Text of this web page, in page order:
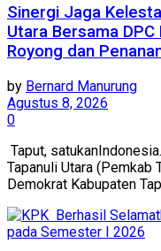
Sinergi Jaga
Utara Bersama
Royong dan
by Bernard Manurung
Agustus 8, 2026
0
Taput,
Tapanuli Utara (Pemkab
Demokrat Kabupaten